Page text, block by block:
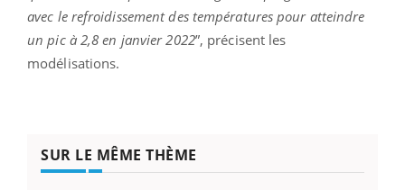
avec le refroidissement des températures pour atteindre
un pic à 2,8 en janvier 2022”, précisent les
modélisations.
SUR LE MÊME THÈME